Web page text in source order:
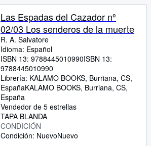
Las Espadas del Cazador nº
02/03 Los senderos de la muerte
R. A. Salvatore
Idioma: Español
ISBN 13: 9788445010990ISBN 13:
9788445010990
Librería: KALAMO BOOKS, Burriana, CS,
EspañaKALAMO BOOKS, Burriana, CS,
España
Vendedor de 5 estrellas
TAPA BLANDA
CONDICIÓN
Condición: NuevoNuevo